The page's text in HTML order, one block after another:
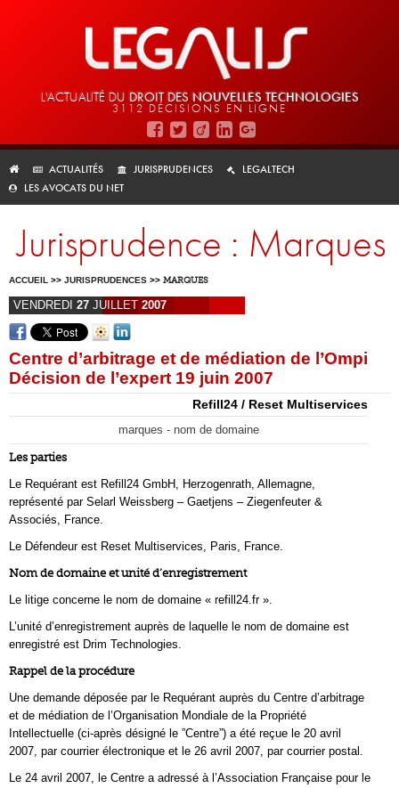
L'ACTUALITÉ DU DROIT DES NOUVELLES TECHNOLOGIES
3112 DÉCISIONS EN LIGNE
ACTUALITÉS JURISPRUDENCES
LEGALTECH
LES AVOCATS DU NET
Jurisprudence : Marques
ACCUEIL >> JURISPRUDENCES >> MARQUES
VENDREDI 27 JUILLET 2007
Centre d’arbitrage et de médiation de l’Ompi
Décision de l’expert 19 juin 2007
Refill24 / Reset Multiservices
marques - nom de domaine
Les parties
Le Requérant est Refill24 GmbH, Herzogenrath, Allemagne,
représenté par Selarl Weissberg – Gaetjens – Ziegenfeuter &
Associés, France.
Le Défendeur est Reset Multiservices, Paris, France.
Nom de domaine et unité d’enregistrement
Le litige concerne le nom de domaine « refill24.fr ».
L’unité d’enregistrement auprès de laquelle le nom de domaine est
enregistré est Drim Technologies.
Rappel de la procédure
Une demande déposée par le Requérant auprès du Centre d’arbitrage
et de médiation de l’Organisation Mondiale de la Propriété
Intellectuelle (ci-après désigné le ”Centre”) a été reçue le 20 avril
2007, par courrier électronique et le 26 avril 2007, par courrier postal.
Le 24 avril 2007, le Centre a adressé à l’Association Française pour le